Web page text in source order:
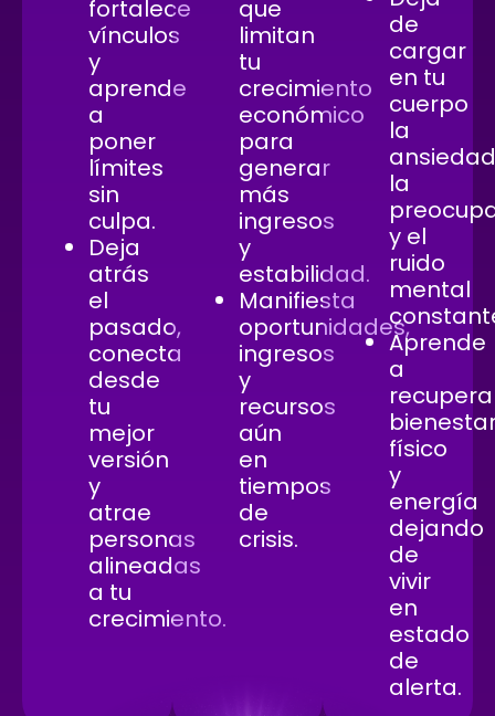
fortalece
vínculos
y
aprende
a
poner
límites
sin
culpa.
Deja
atrás
el
pasado,
conecta
desde
tu
mejor
versión
y
atrae
personas
alineadas
a tu
crecimiento.
que
limitan
tu
crecimiento
económico
para
generar
más
ingresos
y
estabilidad.
Manifiesta
oportunidades,
ingresos
y
recursos
aún
en
tiempos
de
crisis.
de
cargar
en tu
cuerpo
la
la
y el
ruido
mental
Aprende
a
físico
y
energía
dejando
de
vivir
en
estado
de
alerta.